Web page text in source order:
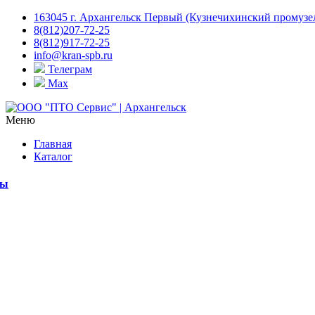
163045 г. Архангельск Первый (Кузнечихинский
8(812)207-72-25
8(812)917-72-25
info@kran-spb.ru
Телеграм
Max
Меню
Главная
Каталог